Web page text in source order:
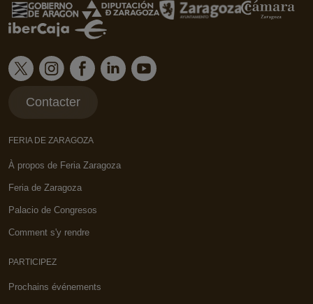
Contacter
FERIA DE ZARAGOZA
À propos de Feria Zaragoza
Feria de Zaragoza
Palacio de Congresos
Comment s'y rendre
PARTICIPEZ
Prochains événements